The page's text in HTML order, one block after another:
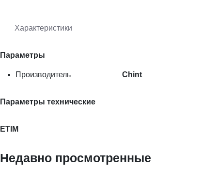
Характеристики
Параметры
Производитель Chint
Параметры технические
ETIM
Недавно просмотренные